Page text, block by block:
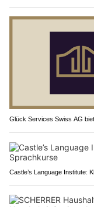
Glück Services Swiss AG
Castle’s Language Institute: